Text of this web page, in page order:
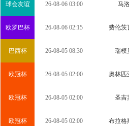
球会友谊 26-08-06 03:00 马
欧罗巴杯 26-08-06 02:15 费伦茨
巴西杯 26-08-05 08:30 瑞模
欧冠杯 26-08-05 02:00 奥林匹
欧冠杯 26-08-05 02:00 圣吉
欧冠杯 26-08-05 02:00 布拉格